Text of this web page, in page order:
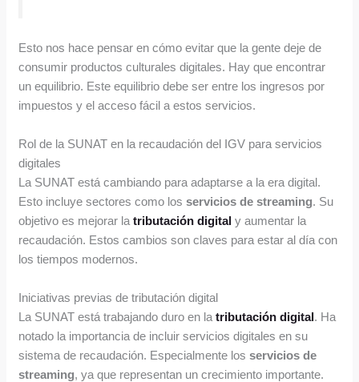
Esto nos hace pensar en cómo evitar que la gente deje de
consumir productos culturales digitales. Hay que encontrar
un equilibrio. Este equilibrio debe ser entre los ingresos por
impuestos y el acceso fácil a estos servicios.
Rol de la SUNAT en la recaudación del IGV para servicios
digitales
La SUNAT está cambiando para adaptarse a la era digital.
Esto incluye sectores como losservicios de streaming. Su
objetivo es mejorar latributación digital y aumentar la
recaudación. Estos cambios son claves para estar al día con
los tiempos modernos.
Iniciativas previas de tributación digital
La SUNAT está trabajando duro en latributación digital. Ha
notado la importancia de incluir servicios digitales en su
sistema de recaudación. Especialmente losservicios de
streaming, ya que representan un crecimiento importante.